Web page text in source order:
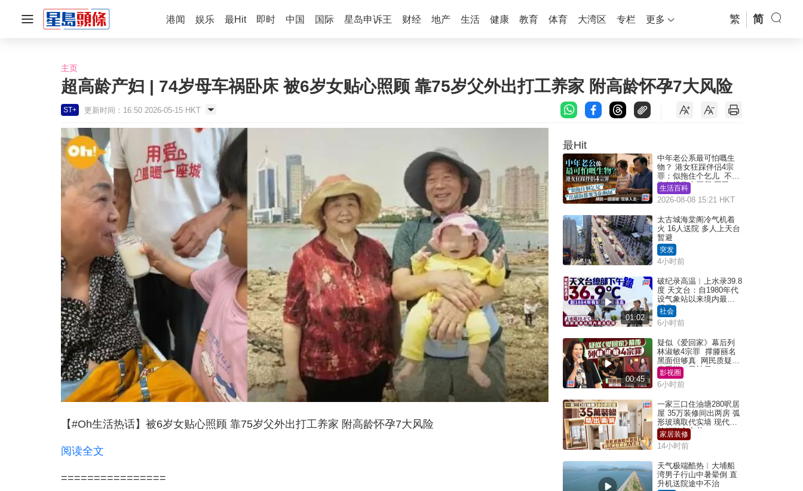
港闻 娱乐 最Hit 即时 中国 国际 星岛申诉王 财经 地产 生活 健康 教育 体育 大湾区 专栏 更多 繁 简
主页
超高龄产妇 | 74岁母车祸卧床 被6岁女贴心照顾 靠75岁父外出打工养家 附高龄怀孕7大风险
ST+ 更新时间：16:50 2026-05-15 HKT
【#Oh生活热话】被6岁女贴心照顾 靠75岁父外出打工养家 附高龄怀孕7大风险
阅读全文
================
最Hit
中年老公系最可怕嘅生
物？ 港女狂踩伴侣4宗
罪：似拖住个乞儿 不解
为何经常去厕所 网民一
语道破
生活百科
2026-08-08 15:21 HKT
太古城海棠阁冷气机着
火 16人送院 多人上天台
暂避
突发
4小时前
01:02
破纪录高温︱上水录39.8
度 天文台：自1980年代
设气象站以来境内最高
纪录
社会
6小时前
00:45
疑似《爱回家》幕后列
林淑敏4宗罪 撑滕丽名
黑面但够真 网民质疑：
真系咁一早被雪
影视圈
6小时前
一家三口住油塘280呎居
屋 35万装修间出两房 弧
形玻璃取代实墙 现代神
枱柜融入玄关
家居装修
14小时前
天气极端酷热︱大埔船
湾男子行山中暑晕倒 直
升机送院途中不治